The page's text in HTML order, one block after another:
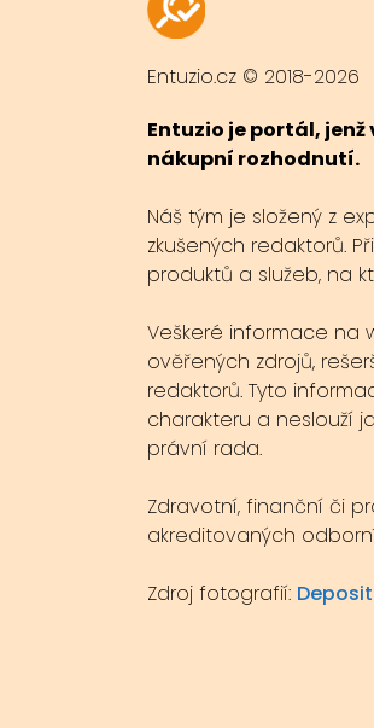
Entuzio.cz © 2018-2026
Entuzio je portál,
nákupní rozhodnutí.
Náš tým je složený z
zkušených redaktorů.
produktů a služeb, na
Veškeré informace na
ověřených zdrojů,
redaktorů. Tyto
charakteru a neslouží
právní rada.
Zdravotní, finanční či
akreditovaných
Zdroj fotografií: